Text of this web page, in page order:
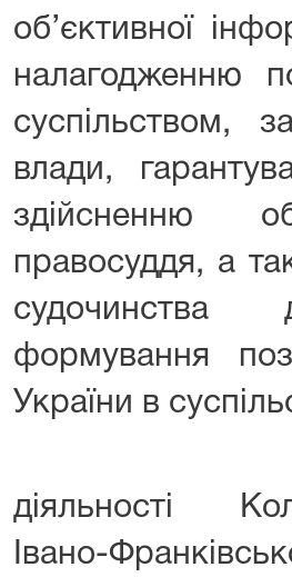
об’єктивної
налагодженню
суспільством,
влади,
здійсненню
правосуддя, а
судочинства
формування
України в
діяльності
Івано-